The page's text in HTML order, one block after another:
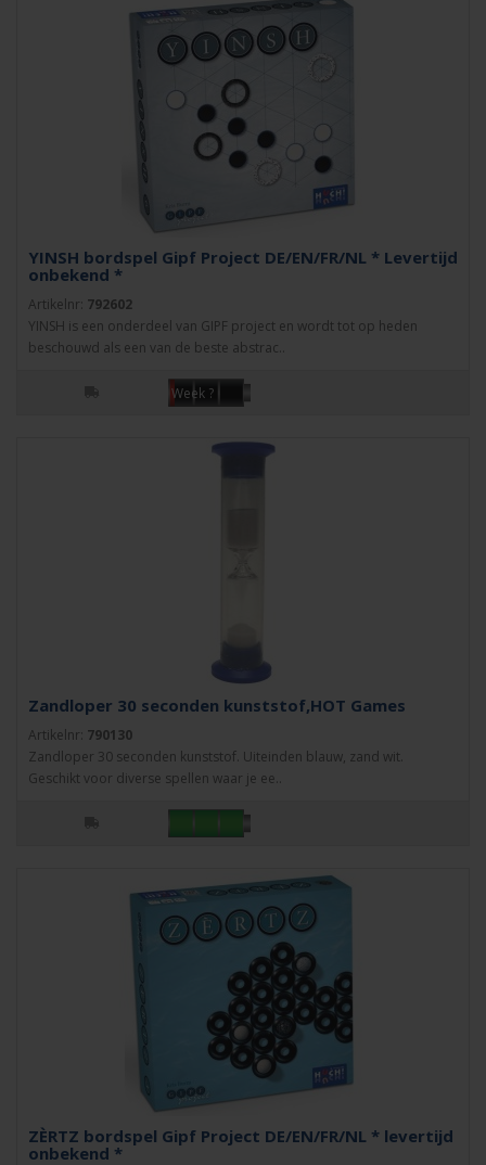
YINSH bordspel Gipf Project DE/EN/FR/NL * Levertijd
onbekend *
Artikelnr: 792602
YINSH is een onderdeel van GIPF project en wordt tot op heden
beschouwd als een van de beste abstrac..
Week ?
Zandloper 30 seconden kunststof,HOT Games
Artikelnr: 790130
Zandloper 30 seconden kunststof. Uiteinden blauw, zand wit.
Geschikt voor diverse spellen waar je ee..
ZÈRTZ bordspel Gipf Project DE/EN/FR/NL * levertijd
onbekend *